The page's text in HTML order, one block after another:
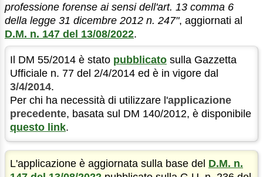
professione forense ai sensi dell'art. 13 comma 6
della legge 31 dicembre 2012 n. 247", aggiornati al
D.M. n. 147 del 13/08/2022.
Il DM 55/2014 è stato pubblicato sulla Gazzetta
Ufficiale n. 77 del 2/4/2014 ed è in vigore dal
3/4/2014.
Per chi ha necessità di utilizzare l'applicazione
precedente, basata sul DM 140/2012, è disponibile
questo link.
L'applicazione è aggiornata sulla base del D.M. n.